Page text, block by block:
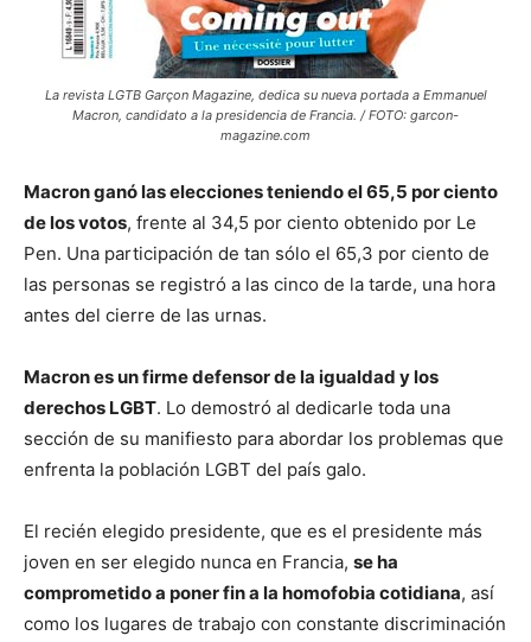
La revista LGTB Garçon Magazine, dedica su nueva portada a Emmanuel
Macron, candidato a la presidencia de Francia. / FOTO: garcon-
magazine.com
Macron ganó las elecciones teniendo el 65,5 por ciento
de los votos, frente al 34,5 por ciento obtenido por Le
Pen. Una participación de tan sólo el 65,3 por ciento de
las personas se registró a las cinco de la tarde, una hora
antes del cierre de las urnas.
Macron es un firme defensor de la igualdad y los
derechos LGBT. Lo demostró al dedicarle toda una
sección de su manifiesto para abordar los problemas que
enfrenta la población LGBT del país galo.
El recién elegido presidente, que es el presidente más
joven en ser elegido nunca en Francia, se ha
comprometido a poner fin a la homofobia cotidiana, así
como los lugares de trabajo con constante discriminación